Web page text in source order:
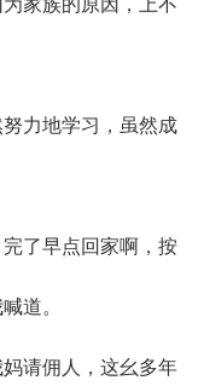
家族的原因，上不
力地学习，虽然成
了早点回家啊，按
道。
请佣人，这幺多年